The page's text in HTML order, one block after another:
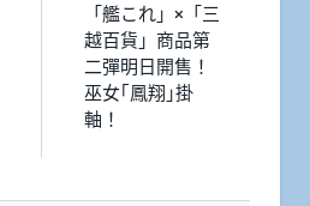
「艦これ」×「三
越百貨」商品第
二彈明日開售！
巫女｢鳳翔｣掛
軸！